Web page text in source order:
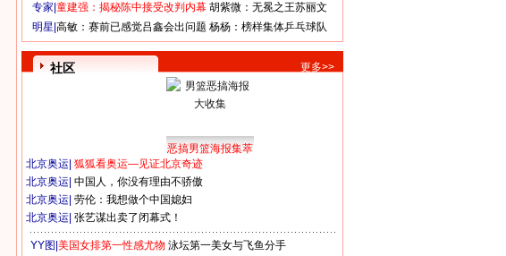
专家| 童建强：揭秘陈中接受改判内幕 胡紫微：无冕之王苏丽文
明星| 高敏：赛前已感觉吕鑫会出问题 杨杨：榜样集体乒乓球队
社区 更多>>
恶搞男篮海报集萃
北京奥运 狐狐看奥运—见证北京奇迹
北京奥运 中国人，你没有理由不骄傲
北京奥运 劳伦：我想做个中国媳妇
北京奥运 张艺谋出卖了闭幕式！
YY图| 美国女排第一性感尤物 泳坛第一美女与飞鱼分手